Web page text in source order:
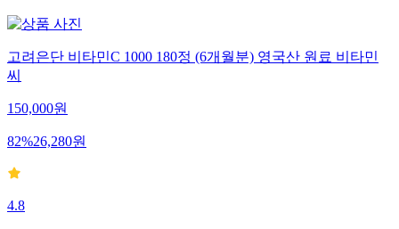
고려은단 비타민C 1000 180정 (6개월분) 영국산 원료 비타민
씨
150,000원
82%26,280원
4.8